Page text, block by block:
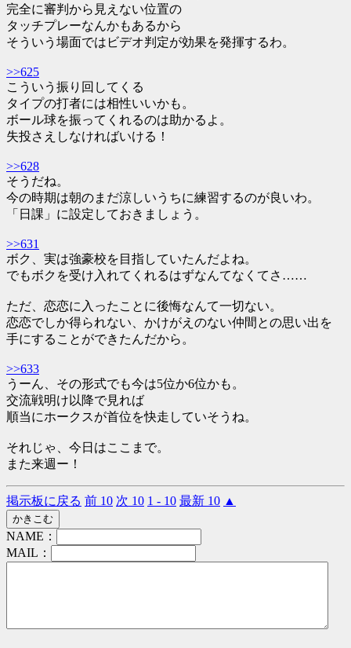
完全に審判から見えない位置の
タッチプレーなんかもあるから
そういう場面ではビデオ判定が効果を発揮するわ。
>>625
こういう振り回してくる
タイプの打者には相性いいかも。
ボール球を振ってくれるのは助かるよ。
失投さえしなければいける！
>>628
そうだね。
今の時期は朝のまだ涼しいうちに練習するのが良いわ。
「日課」に設定しておきましょう。
>>631
ボク、実は強豪校を目指していたんだよね。
でもボクを受け入れてくれるはずなんてなくてさ……
ただ、恋恋に入ったことに後悔なんて一切ない。
恋恋でしか得られない、かけがえのない仲間との思い出を
手にすることができたんだから。
>>633
うーん、その形式でも今は5位か6位かも。
交流戦明け以降で見れば
順当にホークスが首位を快走していそうね。
それじゃ、今日はここまで。
また来週ー！
掲示板に戻る 前 10 次 10 1 - 10 最新 10 ▲
NAME：
MAIL：